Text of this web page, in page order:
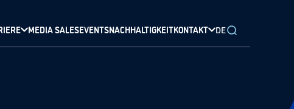
MEDIA SALESEVENTSNACHHALTIGKEITKONTAKT DE